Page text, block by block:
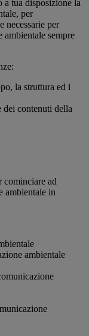
a tua disposizione la
per
necessarie per
sempre
la struttura ed i
dei contenuti della
cominciare ad
ambientale in
ambientale